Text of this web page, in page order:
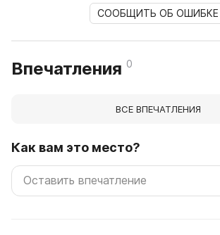
СООБЩИТЬ ОБ ОШИБКЕ
Впечатления 0
ВСЕ ВПЕЧАТЛЕНИЯ
Как вам это место?